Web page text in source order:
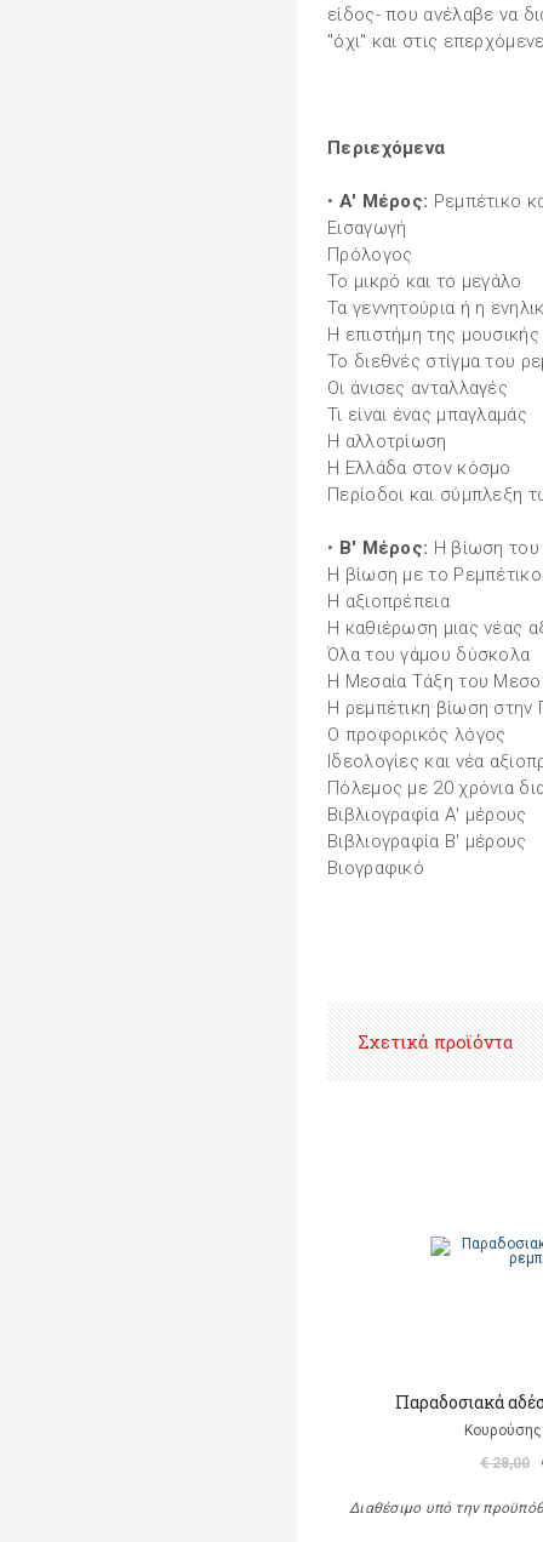
είδος- που ανέλαβε να
"όχι" και στις
Περιεχόμενα
• A' Μέρος: Ρεμπέτικο
Εισαγωγή
Πρόλογος
Το μικρό και το μεγάλο
Τα γεννητούρια ή η
Η επιστήμη της μουσικής
Το διεθνές στίγμα του
Οι άνισες ανταλλαγές
Τι είναι ένας μπαγλαμάς
Η αλλοτρίωση
Η Ελλάδα στον κόσμο
Περίοδοι και σύμπλεξη
• Β' Μέρος: Η βίωση του
Η βίωση με το
Η αξιοπρέπεια
Η καθιέρωση μιας νέας
Όλα του γάμου δύσκολα
Η Μεσαία Τάξη του
Η ρεμπέτικη βίωση στην
Ο προφορικός λόγος
Ιδεολογίες και νέα
Πόλεμος με 20 χρόνια
Βιβλιογραφία Α' μέρους
Βιβλιογραφία Β' μέρους
Βιογραφικό
Σχετικά προϊόντα
Παραδοσιακά
€ 28,00
Διαθέσιμο υπό την